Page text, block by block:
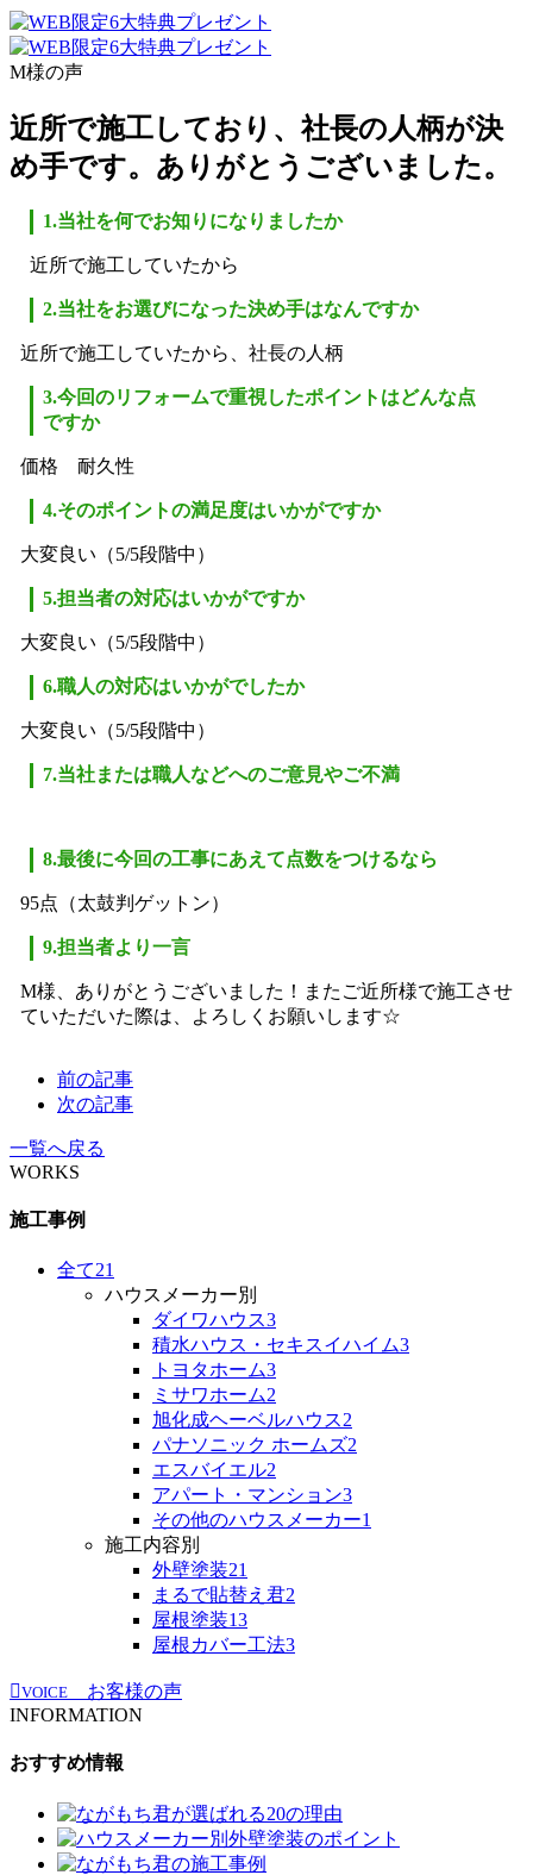
M様の声
近所で施工しており、社長の人柄が決
め手です。ありがとうございました。
1.当社を何でお知りになりましたか
近所で施工していたから
2.当社をお選びになった決め手はなんですか
近所で施工していたから、社長の人柄
3.今回のリフォームで重視したポイントはどんな点
ですか
価格 耐久性
4.そのポイントの満足度はいかがですか
大変良い（5/5段階中）
5.担当者の対応はいかがですか
大変良い（5/5段階中）
6.職人の対応はいかがでしたか
大変良い（5/5段階中）
7.当社または職人などへのご意見やご不満
8.最後に今回の工事にあえて点数をつけるなら
95点（太鼓判ゲットン）
9.担当者より一言
M様、ありがとうございました！またご近所様で施工させ
ていただいた際は、よろしくお願いします☆
前の記事
次の記事
一覧へ戻る
WORKS
施工事例
全て21
ハウスメーカー別
ダイワハウス3
積水ハウス・セキスイハイム3
トヨタホーム3
ミサワホーム2
旭化成ヘーベルハウス2
パナソニック ホームズ2
エスバイエル2
アパート・マンション3
その他のハウスメーカー1
施工内容別
外壁塗装21
まるで貼替え君2
屋根塗装13
屋根カバー工法3
VOICE
お客様の声
INFORMATION
おすすめ情報